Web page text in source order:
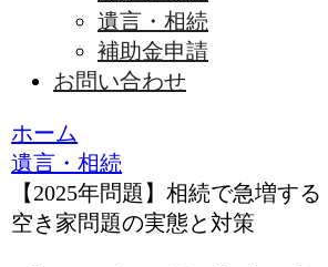
遺言・相続
補助金申請
お問い合わせ
ホーム
遺言・相続
【2025年問題】相続で急増する
空き家問題の実態と対策